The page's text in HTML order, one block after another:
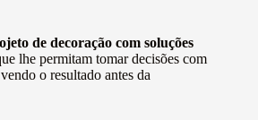
de decoração com soluções
lhe permitam tomar decisões com
o resultado antes da